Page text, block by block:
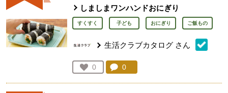
しましまワンハンドおにぎり
すくすく 子ども おにぎり ご飯もの
生活クラブカタログ さん
お気に入り登録：
0
人が登録
コメント：
0